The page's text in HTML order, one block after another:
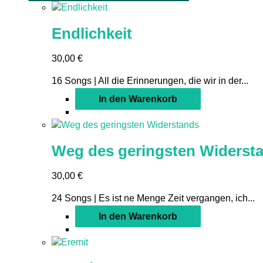
Endlichkeit
30,00 €
16 Songs | All die Erinnerungen, die wir in der...
In den Warenkorb
Weg des geringsten
30,00 €
24 Songs | Es ist ne Menge Zeit vergangen, ich...
In den Warenkorb